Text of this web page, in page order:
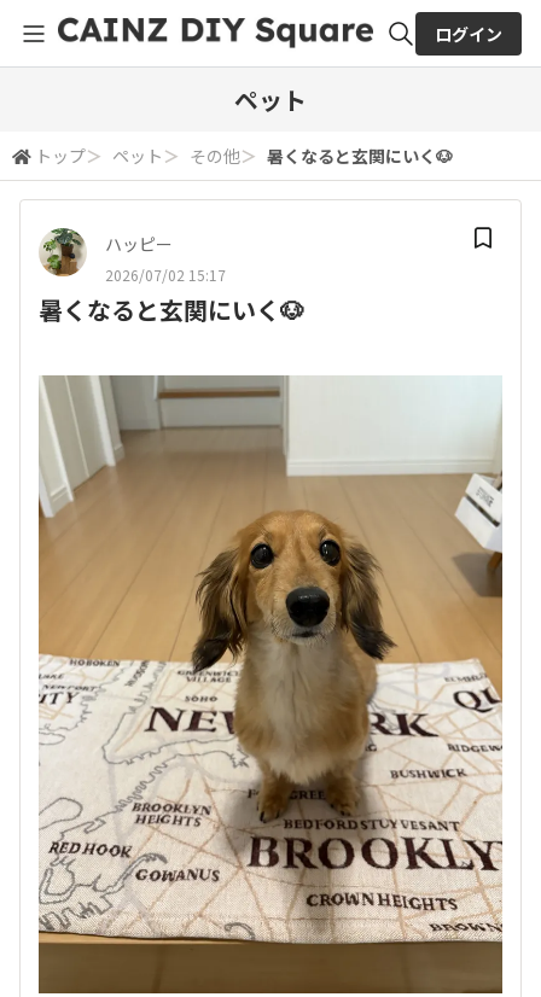
検索
ログイン
ペット
トップ＞ ペット ＞ その他＞ 暑くなると玄関にいく🐶
ハッピー
2026/07/02 15:17
暑くなると玄関にいく🐶